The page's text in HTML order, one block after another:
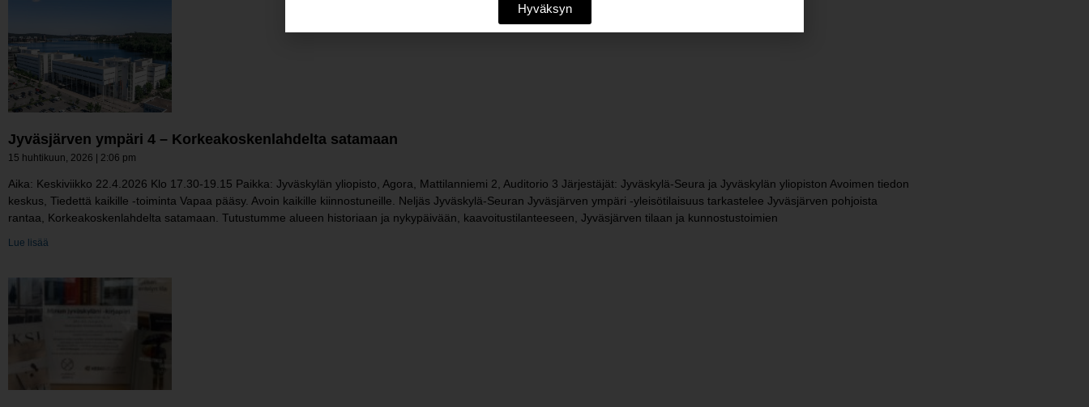
Jyväsjärven ympäri 4 – Korkeakoskenlahdelta satamaan
15 huhtikuun, 2026 2:06 pm
Aika: Keskiviikko 22.4.2026 Klo 17.30-19.15 Paikka: Jyväskylän yliopisto, Agora, Mattilanniemi 2, Auditorio 3 Järjestäjät: Jyväskylä-Seura ja Jyväskylän yliopiston Avoimen tiedon
keskus, Tiedettä kaikille -toiminta Vapaa pääsy. Avoin kaikille kiinnostuneille. Neljäs Jyväskylä-Seuran Jyväsjärven ympäri -yleisötilaisuus tarkastelee Jyväsjärven pohjoista
rantaa, Korkeakoskenlahdelta satamaan. Tutustumme alueen historiaan ja nykypäivään, kaavoitustilanteeseen, Jyväsjärven tilaan ja kunnostustoimien
Lue lisää
Hyväksyn